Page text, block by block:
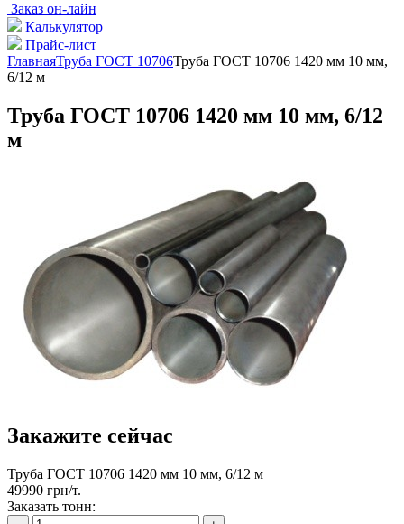
Заказ он-лайн
Калькулятор
Прайс-лист
ГлавнаяТруба ГОСТ 10706Труба ГОСТ 10706 1420 мм 10 мм,
6/12 м
Труба ГОСТ 10706 1420 мм 10 мм, 6/12
м
Закажите сейчас
Труба ГОСТ 10706 1420 мм 10 мм, 6/12 м
49990 грн/т.
Заказать тонн: